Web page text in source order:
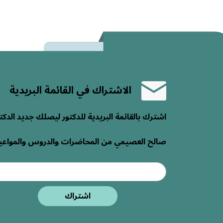
الاشتراك في القائمة البريدية
اشترك بالقائمة البريدية للدكتور ليصلك جديد
صالح العصيمي من المحاضرات والدروس
اشتراك